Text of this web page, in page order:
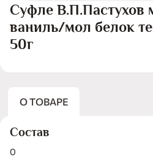
Суфле В.П.Пастухов
ваниль/мол белок
50г
О ТОВАРЕ
Состав
0